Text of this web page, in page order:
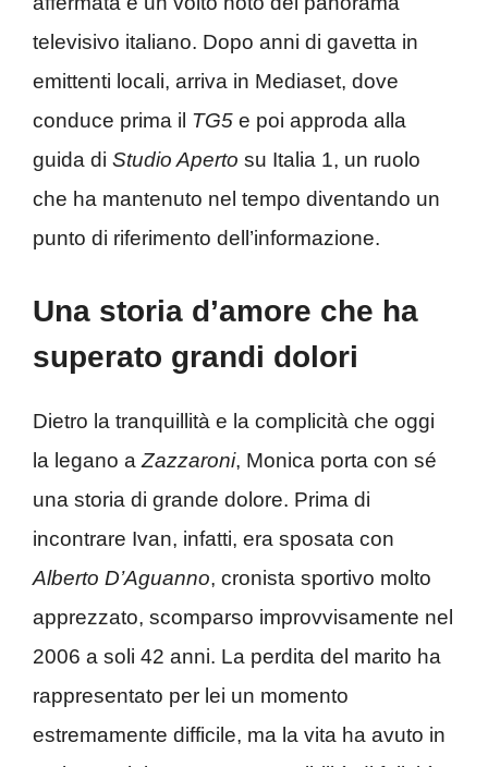
televisivo italiano. Dopo anni di gavetta in
emittenti locali, arriva in Mediaset, dove
conduce prima il TG5 e poi approda alla
guida di Studio Aperto su Italia 1, un ruolo
che ha mantenuto nel tempo diventando un
punto di riferimento dell’informazione.
Una storia d’amore che ha
superato grandi dolori
Dietro la tranquillità e la complicità che oggi
la legano aZazzaroni, Monica porta con sé
una storia di grande dolore. Prima di
incontrare Ivan, infatti, era sposata con
Alberto D’Aguanno, cronista sportivo molto
apprezzato, scomparso improvvisamente nel
2006 a soli 42 anni. La perdita del marito ha
rappresentato per lei un momento
estremamente difficile, ma la vita ha avuto in